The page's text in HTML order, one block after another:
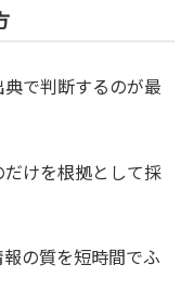
典で判断するのが最
けを根拠として採
の質を短時間でふ